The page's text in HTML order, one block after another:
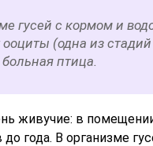
гусей с кормом и
(одна из
птица.
живучие: в
года. В организме